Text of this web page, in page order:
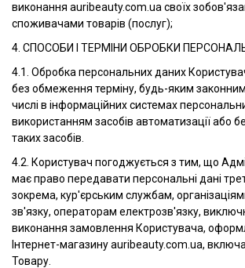
виконання auribeauty.com.ua своїх
споживачами товарів (послуг);
4. СПОСОБИ І ТЕРМІНИ ОБРОБКИ
4.1. Обробка персональних даних
без обмеження терміну, будь-яким
числі в інформаційних системах
використанням засобів автоматизації або
таких засобів.
4.2. Користувач погоджується з тим, що
має право передавати персональні дані
зокрема, кур'єрським службам,
зв'язку, операторам електрозв'язку,
виконання замовлення Користувача,
Інтернет-магазину auribeauty.com.ua,
Товару.